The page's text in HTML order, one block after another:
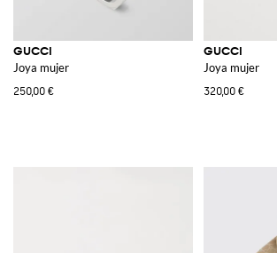
GUCCI
Joya mujer
250,00 €
GUCCI
Joya mujer
320,00 €